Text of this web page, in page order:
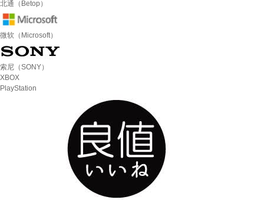
北通（Betop）
微软（Microsoft）
索尼（SONY）
XBOX
PlayStation